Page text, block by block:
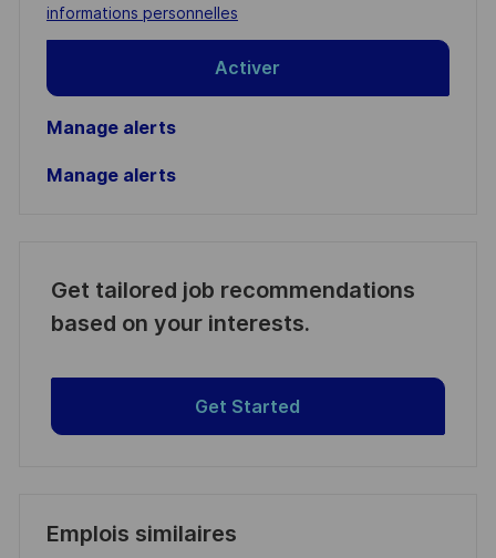
(Required)
informations personnelles
Activer
Manage alerts
Manage alerts
Get tailored job recommendations
based on your interests.
Get Started
Emplois similaires